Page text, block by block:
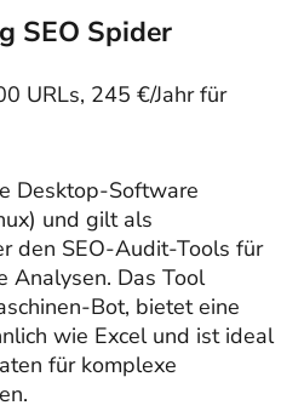
SEO Spider
URLs, 245 €/Jahr für
Desktop-Software
und gilt als
den SEO-Audit-Tools für
Analysen. Das Tool
Bot, bietet eine
wie Excel und ist ideal
für komplexe